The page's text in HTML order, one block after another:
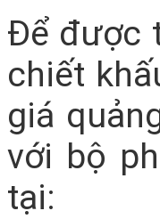
Để được
chiết
giá
với bộ
tại: